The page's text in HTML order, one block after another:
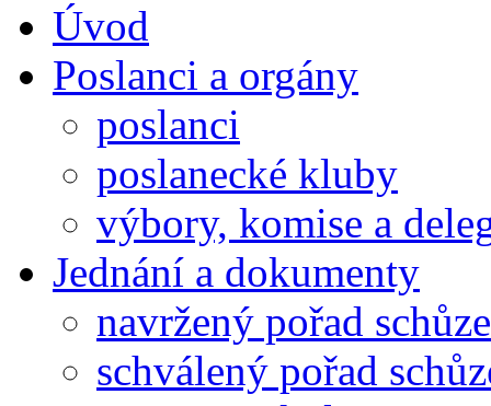
Úvod
Poslanci a orgány
poslanci
poslanecké kluby
výbory, komise a
Jednání a dokumenty
navržený pořad schůze
schválený pořad